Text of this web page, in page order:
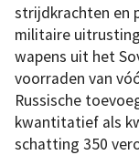
strijdkrachten en
militaire
wapens uit het
voorraden van
Russische
kwantitatief als
schatting 350